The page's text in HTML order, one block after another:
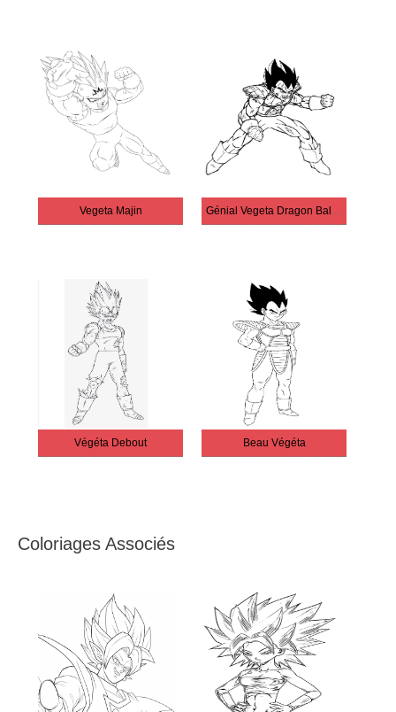
Vegeta Majin Génial Vegeta Dragon Ball Z
Végéta Debout Beau Végéta
Coloriages Associés